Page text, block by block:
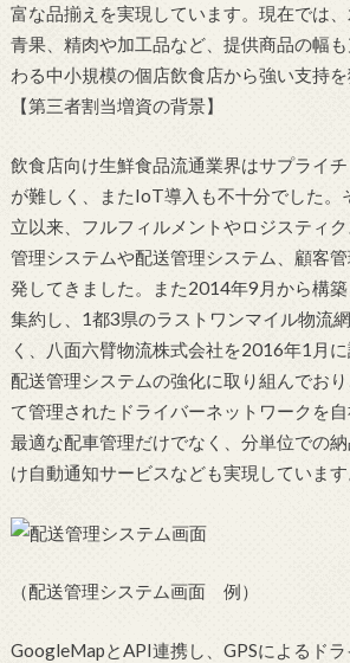
富な品揃えを実現しています。現在では、
青果、精肉や加工品など、提供商品の幅
わる中小規模の個店飲食店から強い支持を
【第三者割当増資の背景】
飲食店向け生鮮食品流通業界はサプライ
が難しく、またIoT導入も不十分でした。
立以来、フルフィルメントやロジスティ
管理システムや配送管理システム、顧客
発してきました。また2014年9月から構
集約し、1都3県のラストワンマイル物流
く、八面六臂物流株式会社を2016年1月
配送管理システムの強化に取り組んでお
て管理されたドライバーネットワークを自
最適な配車管理だけでなく、分単位での
け自動通知サービスなども実現しています
（配送管理システム画面 例）
GoogleMapとAPI連携し、GPSによるド